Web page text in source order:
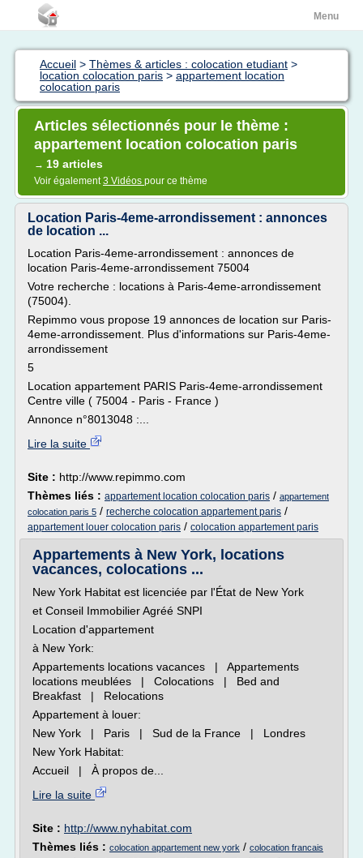
Menu
Accueil > Thèmes & articles : colocation etudiant >
location colocation paris > appartement location
colocation paris
Articles sélectionnés pour le thème :
appartement location colocation paris
→ 19 articles
Voir également3 Vidéos pour ce thème
Location Paris-4eme-arrondissement : annonces
de location ...
Location Paris-4eme-arrondissement : annonces de
location Paris-4eme-arrondissement 75004
Votre recherche : locations à Paris-4eme-arrondissement
(75004).
Repimmo vous propose 19 annonces de location sur Paris-
4eme-arrondissement. Plus d'informations sur Paris-4eme-
arrondissement
5
Location appartement PARIS Paris-4eme-arrondissement
Centre ville ( 75004 - Paris - France )
Annonce n°8013048 :...
Lire la suite
Site : http://www.repimmo.com
Thèmes liés : appartement location colocation paris / appartement
colocation paris 5 / recherche colocation appartement paris /
appartement louer colocation paris / colocation appartement paris
Appartements à New York, locations
vacances, colocations ...
New York Habitat est licenciée par l'État de New York
et Conseil Immobilier Agréé SNPI
Location d'appartement
à New York:
Appartements locations vacances | Appartements
locations meublées | Colocations | Bed and
Breakfast | Relocations
Appartement à louer:
New York | Paris | Sud de la France | Londres
New York Habitat:
Accueil | À propos de...
Lire la suite
Site : http://www.nyhabitat.com
Thèmes liés : colocation appartement new york / colocation francais